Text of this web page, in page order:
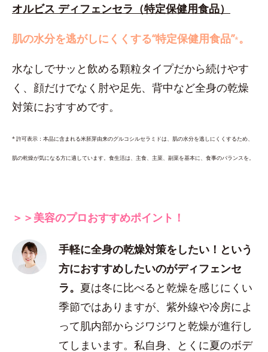
オルビス ディフェンセラ（特定保健用食品）
肌の水分を逃がしにくくする“特定保健用食品”*。
水なしでサッと飲める顆粒タイプだから続けやす
く、顔だけでなく肘や足先、背中など全身の乾燥
対策におすすめです。
* 許可表示：本品に含まれる米胚芽由来のグルコシルセラミドは、肌の水分を逃しにくくするため、
肌の乾燥が気になる方に適しています。食生活は、主食、主菜、副菜を基本に、食事のバランスを。
＞＞美容のプロおすすめポイント！
手軽に全身の乾燥対策をしたい！という
方におすすめしたいのがディフェンセ
ラ。 夏は冬に比べると乾燥を感じにくい
季節ではありますが、紫外線や冷房によ
って肌内部からジワジワと乾燥が進行し
てしまいます。私自身、とくに夏のボデ